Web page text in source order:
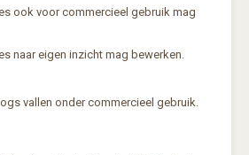
ook voor commercieel gebruik mag
naar eigen inzicht mag bewerken.
vallen onder commercieel gebruik.